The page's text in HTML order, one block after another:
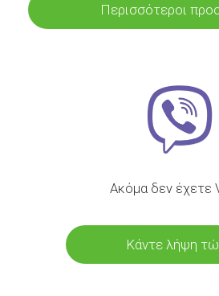
Περισσότεροι
Ακόμα δεν έχετε
Κάντε λήψη